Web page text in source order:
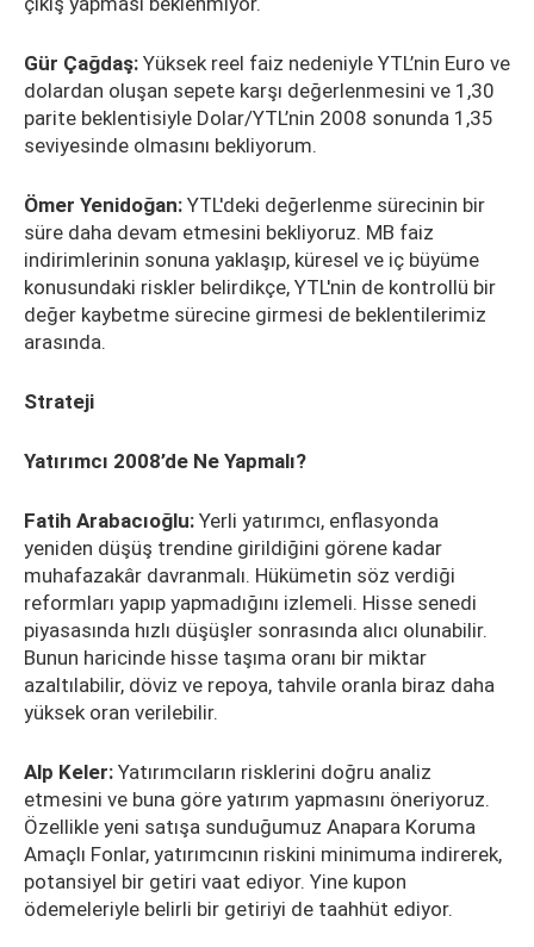
Gür Çağdaş: Yüksek reel faiz nedeniyle YTL’nin Euro ve
dolardan oluşan sepete karşı değerlenmesini ve 1,30
parite beklentisiyle Dolar/YTL’nin 2008 sonunda 1,35
seviyesinde olmasını bekliyorum.
Ömer Yenidoğan: YTL'deki değerlenme sürecinin bir
süre daha devam etmesini bekliyoruz. MB faiz
indirimlerinin sonuna yaklaşıp, küresel ve iç büyüme
konusundaki riskler belirdikçe, YTL'nin de kontrollü bir
değer kaybetme sürecine girmesi de beklentilerimiz
arasında.
Strateji
Yatırımcı 2008’de Ne Yapmalı?
Fatih Arabacıoğlu: Yerli yatırımcı, enflasyonda
yeniden düşüş trendine girildiğini görene kadar
muhafazakâr davranmalı. Hükümetin söz verdiği
reformları yapıp yapmadığını izlemeli. Hisse senedi
piyasasında hızlı düşüşler sonrasında alıcı olunabilir.
Bunun haricinde hisse taşıma oranı bir miktar
azaltılabilir, döviz ve repoya, tahvile oranla biraz daha
yüksek oran verilebilir.
Alp Keler: Yatırımcıların risklerini doğru analiz
etmesini ve buna göre yatırım yapmasını öneriyoruz.
Özellikle yeni satışa sunduğumuz Anapara Koruma
Amaçlı Fonlar, yatırımcının riskini minimuma indirerek,
potansiyel bir getiri vaat ediyor. Yine kupon
ödemeleriyle belirli bir getiriyi de taahhüt ediyor.